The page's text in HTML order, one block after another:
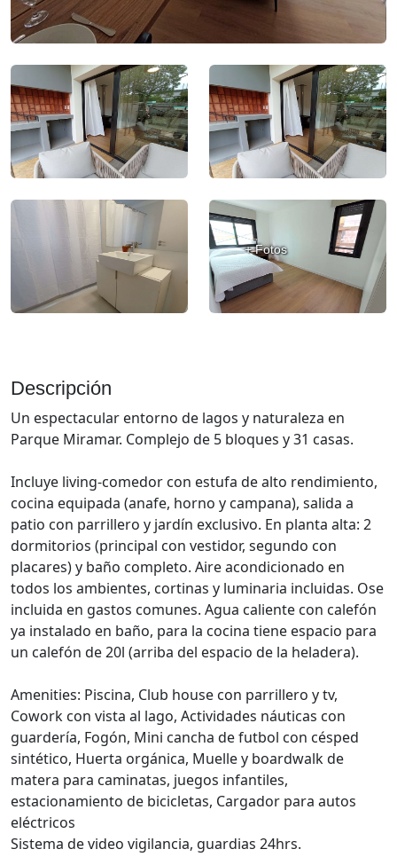
+ Fotos
Descripción
Un espectacular entorno de lagos y naturaleza en
Parque Miramar. Complejo de 5 bloques y 31 casas.
Incluye living-comedor con estufa de alto rendimiento,
cocina equipada (anafe, horno y campana), salida a
patio con parrillero y jardín exclusivo. En planta alta: 2
dormitorios (principal con vestidor, segundo con
placares) y baño completo. Aire acondicionado en
todos los ambientes, cortinas y luminaria incluidas. Ose
incluida en gastos comunes. Agua caliente con calefón
ya instalado en baño, para la cocina tiene espacio para
un calefón de 20l (arriba del espacio de la heladera).
Amenities: Piscina, Club house con parrillero y tv,
Cowork con vista al lago, Actividades náuticas con
guardería, Fogón, Mini cancha de futbol con césped
sintético, Huerta orgánica, Muelle y boardwalk de
matera para caminatas, juegos infantiles,
estacionamiento de bicicletas, Cargador para autos
eléctricos
Sistema de video vigilancia, guardias 24hrs.